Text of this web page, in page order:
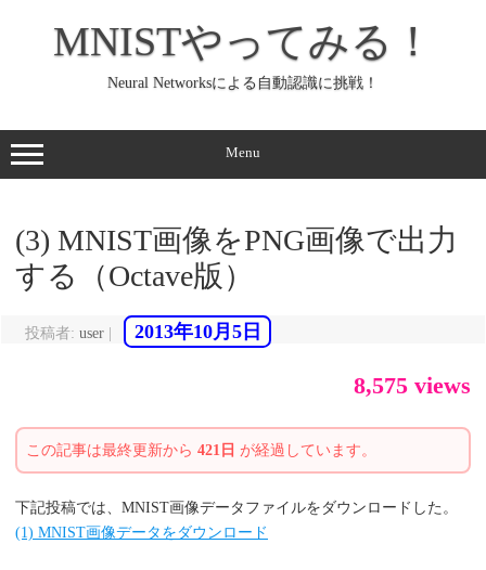
ッ
プ
MNISTやってみる！
Neural Networksによる自動認識に挑戦！
Menu
(3) MNIST画像をPNG画像で出力
する（Octave版）
投稿者: user 2013年10月5日
8,575 views
この記事は最終更新から 421日 が経過しています。
下記投稿では、MNIST画像データファイルをダウンロードした。
(1) MNIST画像データをダウンロード